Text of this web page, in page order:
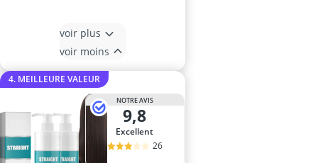
voir plus
voir moins
4. MEILLEURE VALEUR
NOTRE AVIS
9,8
Excellent
26